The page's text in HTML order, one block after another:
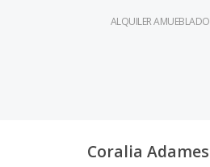
ALQUILER AMUEBLADO
Coralia Adames